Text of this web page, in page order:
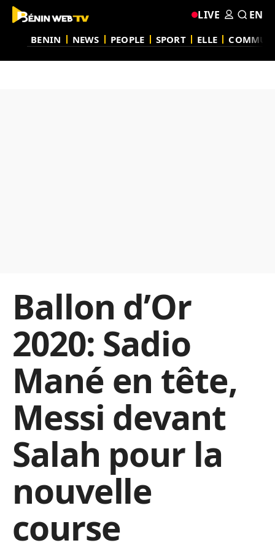
BENIN NEWS PEOPLE SPORT ELLE
LIVE EN
Ballon d’Or
2020: Sadio
Mané en tête,
Messi devant
Salah pour la
nouvelle
course